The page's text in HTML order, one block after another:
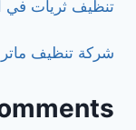
تنظيف ثريات في
شركة تنظيف